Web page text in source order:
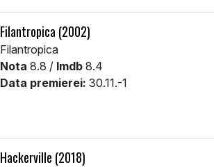
Filantropica (2002)
Filantropica
Nota 8.8 / Imdb 8.4
Data premierei: 30.11.-1
Hackerville (2018)